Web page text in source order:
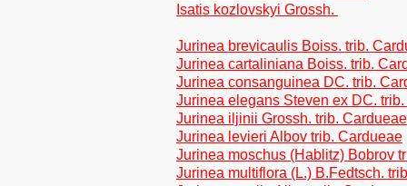
Isatis kozlovskyi Grossh.
Jurinea brevicaulis Boiss. trib.
Jurinea cartaliniana Boiss. trib.
Jurinea consanguinea DC. trib.
Jurinea elegans Steven ex DC.
Jurinea iljinii Grossh. trib. Cardueae
Jurinea levieri Albov trib. Cardueae
Jurinea moschus (Hablitz) Bobrov
Jurinea multiflora (L.) B.Fedtsch.